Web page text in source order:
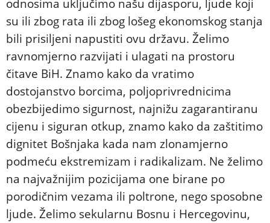
odnosima uključimo našu dijasporu, ljude koji
su ili zbog rata ili zbog lošeg ekonomskog stanja
bili prisiljeni napustiti ovu državu. Želimo
ravnomjerno razvijati i ulagati na prostoru
čitave BiH. Znamo kako da vratimo
dostojanstvo borcima, poljoprivrednicima
obezbijedimo sigurnost, najnižu zagarantiranu
cijenu i siguran otkup, znamo kako da zaštitimo
dignitet Bošnjaka kada nam zlonamjerno
podmeću ekstremizam i radikalizam. Ne želimo
na najvažnijim pozicijama one birane po
porodičnim vezama ili poltrone, nego sposobne
ljude. Želimo sekularnu Bosnu i Hercegovinu,